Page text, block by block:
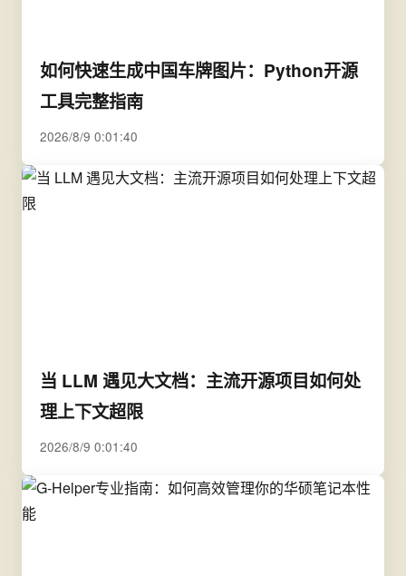
如何快速生成中国车牌图片：Python开源
工具完整指南
2026/8/9 0:01:40
当 LLM 遇见大文档：主流开源项目如何处
理上下文超限
2026/8/9 0:01:40